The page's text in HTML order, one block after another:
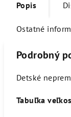
Popis
Ostatné
Podrobný
Detské
Tabuľka